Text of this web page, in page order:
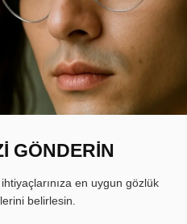
GÖNDERİN
en uygun gözlük
belirlesin.